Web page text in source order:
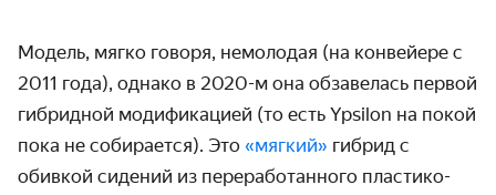
Модель, мягко говоря, немолодая (на конвейере с
2011 года), однако в 2020-м она обзавелась первой
гибридной моди­фикацией (то есть Ypsilon на покой
пока не собирается). Это «мягкий» гибрид с
обивкой сидений из перера­ботанного пластико­